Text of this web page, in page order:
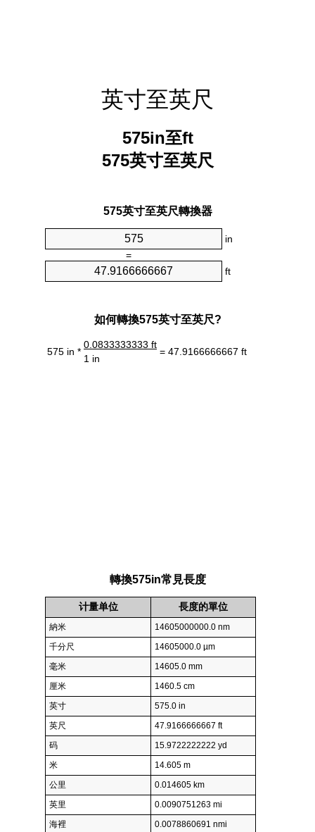
英寸至英尺
575in至ft
575英寸至英尺
575英寸至英尺轉換器
in
=
ft
如何轉換575英寸至英尺?
575 in *
0.0833333333 ft
= 47.9166666667 ft
1 in
轉換575in常見長度
计量单位 長度的單位
納米
14605000000.0 nm
千分尺
14605000.0 µm
毫米
14605.0 mm
厘米
1460.5 cm
英寸
575.0 in
英尺
47.9166666667 ft
码
15.9722222222 yd
米
14.605 m
公里
0.014605 km
英里
0.0090751263 mi
海裡
0.0078860691 nmi